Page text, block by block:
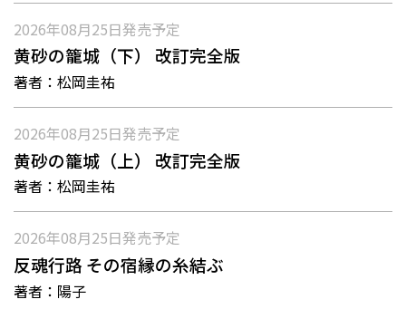
2026年08月25日発売予定
黄砂の籠城（下） 改訂完全版
著者： 松岡圭祐
2026年08月25日発売予定
黄砂の籠城（上） 改訂完全版
著者： 松岡圭祐
2026年08月25日発売予定
反魂行路 その宿縁の糸結ぶ
著者： 陽子